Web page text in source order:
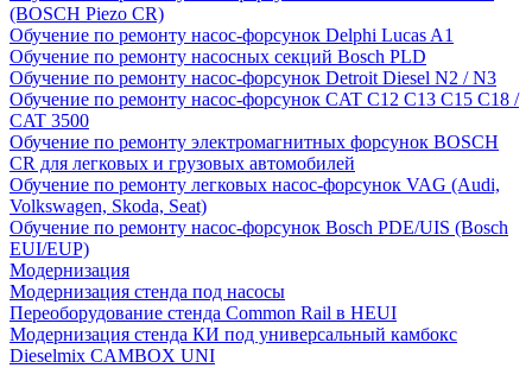
(BOSCH Piezo CR)
Обучение по ремонту насос-форсунок Delphi Lucas A1
Обучение по ремонту насосных секций Bosch PLD
Обучение по ремонту насос-форсунок Detroit Diesel N2 / N3
Обучение по ремонту насос-форсунок CAT C12 C13 C15 C18 /
CAT 3500
Обучение по ремонту электромагнитных форсунок BOSCH
CR для легковых и грузовых автомобилей
Обучение по ремонту легковых насос-форсунок VAG (Audi,
Volkswagen, Skoda, Seat)
Обучение по ремонту насос-форсунок Bosch PDE/UIS (Bosch
EUI/EUP)
Модернизация
Модернизация стенда под насосы
Переоборудование стенда Common Rail в HEUI
Модернизация стенда КИ под универсальный камбокс
Dieselmix CAMBOX UNI